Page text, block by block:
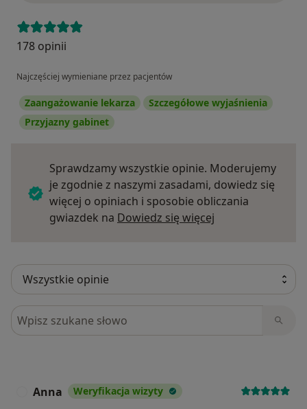
178 opinii
Najczęściej wymieniane przez pacjentów
Zaangażowanie lekarza
Szczegółowe wyjaśnienia
Przyjazny gabinet
Sprawdzamy wszystkie opinie. Moderujemy
je zgodnie z naszymi zasadami, dowiedz się
więcej o opiniach i sposobie obliczania
gwiazdek na Dowiedz się więcej
Szukaj w opiniach
Anna Weryfikacja wizyty